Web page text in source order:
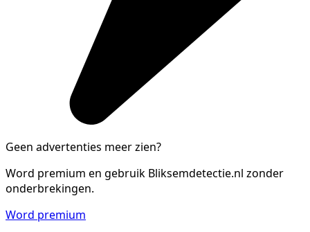
Geen advertenties meer zien?
Word premium en gebruik Bliksemdetectie.nl zonder
onderbrekingen.
Word premium